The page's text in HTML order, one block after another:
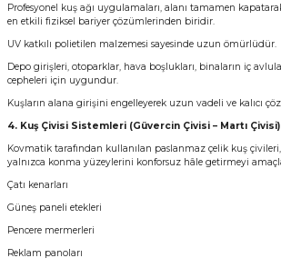
Profesyonel kuş ağı uygulamaları, alanı tamamen
en etkili fiziksel bariyer çözümlerinden biridir.
UV katkılı polietilen malzemesi sayesinde uzun ömürlüdür.
Depo girişleri, otoparklar, hava boşlukları, binaların iç
cepheleri için uygundur.
Kuşların alana girişini engelleyerek uzun vadeli ve kalıcı
4. Kuş Çivisi Sistemleri (Güvercin Çivisi – Martı
Kovmatik tarafından kullanılan paslanmaz çelik kuş
yalnızca konma yüzeylerini konforsuz hâle getirmeyi
Çatı kenarları
Güneş paneli etekleri
Pencere mermerleri
Reklam panoları